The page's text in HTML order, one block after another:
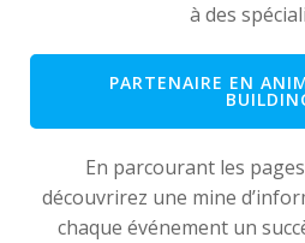
à des
PARTENAIRE EN
En parcourant les
découvrirez une mine
chaque événement un